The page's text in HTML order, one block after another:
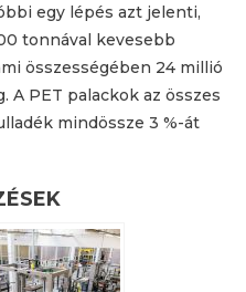
egy lépés azt jelenti,
tonnával kevesebb
összességében 24 millió
A PET palackok az összes
mindössze 3 %-át